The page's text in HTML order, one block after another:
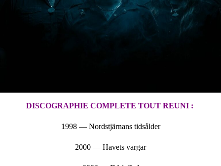
DISCOGRAPHIE COMPLETE TOUT REUNI :
1998 — Nordstjärnans tidsålder
2000 — Havets vargar